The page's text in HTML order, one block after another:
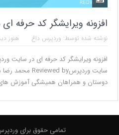
افزونه ویرایشگر کد حرفه‌
نوشته شده توسط: وردپرس داغ هنوز
افزونه ویرایشگر کد حرفه‌ ای در سایت
دوستان و همراهان همیشگی آموزش
تمامی حقوق برای